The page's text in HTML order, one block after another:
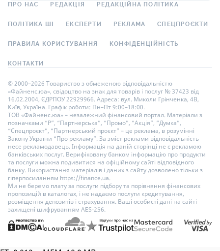
ПРО НАС РЕДАКЦІЯ РЕДАКЦІЙНА ПОЛІТИКА
ПОЛІТИКА ШІ ЕКСПЕРТИ РЕКЛАМА СПЕЦПРОЄКТИ
ПРАВИЛА КОРИСТУВАННЯ КОНФІДЕНЦІЙНІСТЬ
КОНТАКТИ
© 2000–2026 Товариство з обмеженою відповідальністю
«Файненс.юа», свідоцтво на знак для товарів і послуг № 37423 від
16.02.2004, ЄДРПОУ 22929966. Адреса: вул. Миколи Грінченка, 4В,
Київ, Україна. Графік роботи: Пн–Пт 9:00–18:00.
ТОВ «Файненс.юа» – незалежний фінансовий портал. Матеріали з
позначками “Р”, “Партнерська”, “Промо”, “Акція”, “Думка”,
“Спецпроєкт”, “Партнерський проєкт” – це реклама, в розумінні
Закону України “Про рекламу”. За зміст реклами відповідальність
несе рекламодавець. Інформація на даній сторінці не є рекламою
банківських послуг. Верифіковану банком інформацію про продукти
та послуги можна подивитися на офіційному сайті відповідного
банку. Використання матеріалів і даних з сайту дозволено тільки з
гіперпосиланням https://finance.ua.
Ми не беремо плату за послуги підбору та порівняння фінансових
пропозицій в каталогах, і не надаємо послуги кредитування,
розміщення депозитів і страхування. Ваші особисті дані на сайті
захищені шифруванням AES-256.